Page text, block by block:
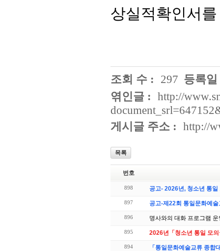
상실적확인서
조회 수 : 297 등록
엮인글 : http://
게시글 주소 : http://
목록
번호
898 공고- 2026년, 청소년 통일
897 공고-제22회 통일문화예
896 명사와의 대화 프로그램 운
895 2026년「청소년 통일 모
894 「통일문화예술교류 종